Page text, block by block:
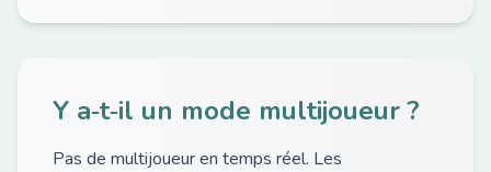
Y a‑t‑il un mode multijoueur ?
Pas de multijoueur en temps réel. Les